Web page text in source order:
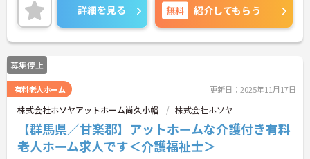
詳細を見る 無料 紹介してもらう
募集停止
有料老人ホーム 更新日：2025年11月17日
株式会社ホソヤアットホーム尚久小幡 株式会社ホソヤ
【群馬県／甘楽郡】アットホームな介護付き有料
老人ホーム求人です＜介護福祉士＞